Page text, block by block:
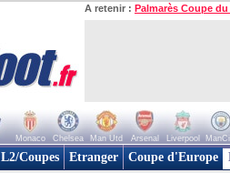
A retenir : Palmarès Coupe
Monaco Chelsea Man Utd Arsenal Liverpool
L2/Coupes Etranger Coupe d'Europe